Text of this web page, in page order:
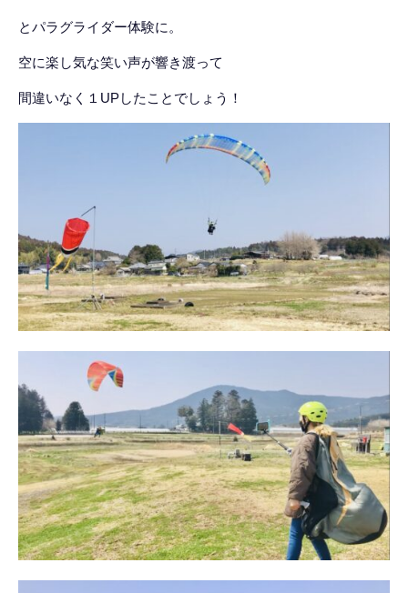
とパラグライダー体験に。
空に楽し気な笑い声が響き渡って
間違いなく１UPしたことでしょう！